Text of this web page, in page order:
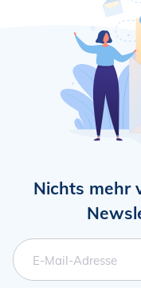
Nichts mehr
Pflichtfeld
E-Mail-Adresse